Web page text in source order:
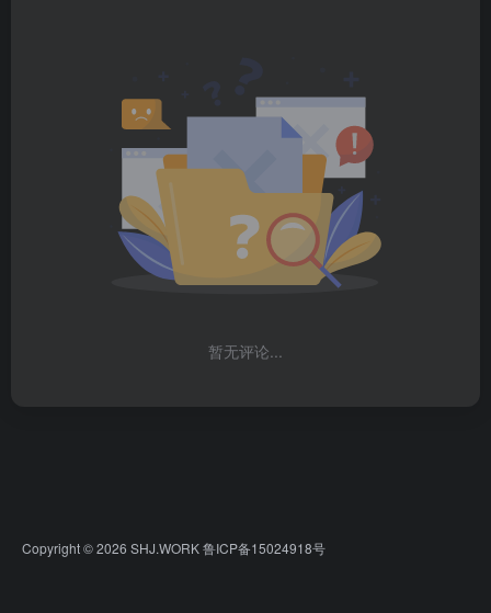
暂无评论...
Copyright © 2026 SHJ.WORK鲁ICP备15024918号